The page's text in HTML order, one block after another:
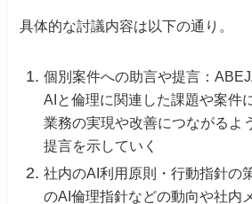
具体的な討議内容は以下の通り。
個別案件への助言や提言：
AIと倫理に関連した課題や案件
業務の実現や改善につながるよ
提言を示していく
社内のAI利用原則・行動指針の
のAI倫理指針などの動向や社内